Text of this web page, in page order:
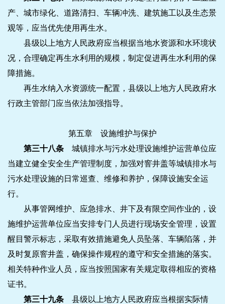
产、城市绿化、道路清扫、车辆冲洗、建筑施工以及生态景
观等，应当优先使用再生水。
县级以上地方人民政府应当根据当地水资源和水环境状
况，合理确定再生水利用的规模，制定促进再生水利用的保
障措施。
再生水纳入水资源统一配置，县级以上地方人民政府水
行政主管部门应当依法加强指导。
第五章 设施维护与保护
第三十八条 城镇排水与污水处理设施维护运营单位应
当建立健全安全生产管理制度，加强对窨井盖等城镇排水与
污水处理设施的日常巡查、维修和养护，保障设施安全运
行。
从事管网维护、应急排水、井下及有限空间作业的，设
施维护运营单位应当安排专门人员进行现场安全管理，设置
醒目警示标志，采取有效措施避免人员坠落、车辆陷落，并
及时复原窨井盖，确保操作规程的遵守和安全措施的落实。
相关特种作业人员，应当按照国家有关规定取得相应的资格
证书。
第三十九条 县级以上地方人民政府应当根据实际情